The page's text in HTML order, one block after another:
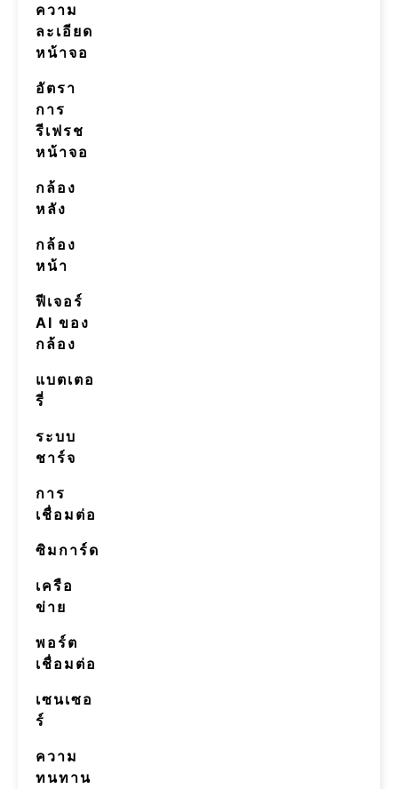
ความ
ละเอียด
หน้าจอ
อัตรา
การ
รีเฟรช
หน้าจอ
กล้อง
หลัง
กล้อง
หน้า
ฟีเจอร์
AI ของ
กล้อง
แบตเตอ
รี่
ระบบ
ชาร์จ
การ
เชื่อมต่อ
ซิมการ์ด
เครือ
ข่าย
พอร์ต
เชื่อมต่อ
เซนเซอ
ร์
ความ
ทนทาน